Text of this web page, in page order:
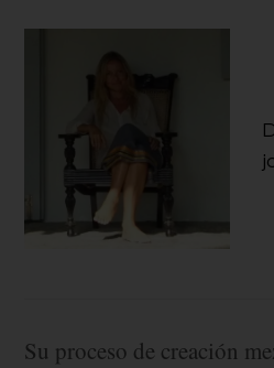
Su proceso de creación